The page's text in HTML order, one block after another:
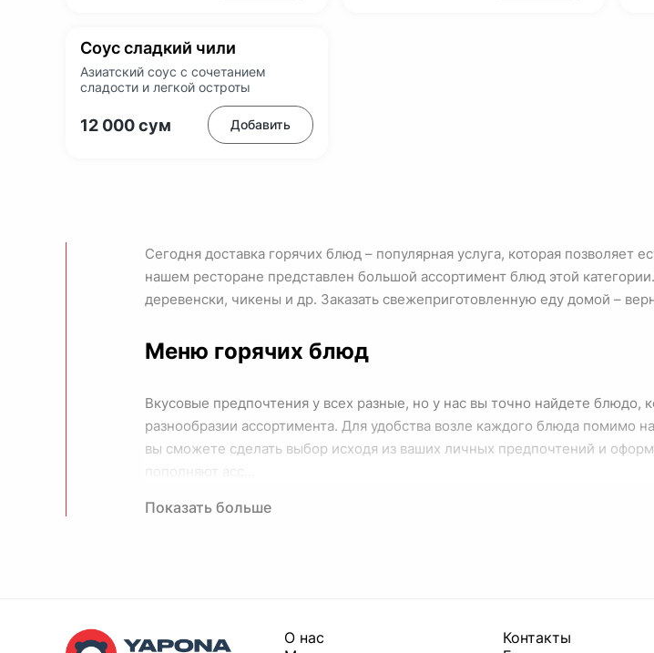
Соус сладкий чили
Азиатский соус с сочетанием
сладости и легкой остроты
12 000сум Добавить
Сегодня доставка горячих блюд – популярная услуга, которая позволяет
нашем ресторане представлен большой ассортимент блюд этой
деревенски, чикены и др. Заказать свежеприготовленную еду домой –
Меню горячих блюд
Вкусовые предпочтения у всех разные, но у нас вы точно найдете блюдо,
разнообразии ассортимента. Для удобства возле каждого блюда помимо
вы сможете сделать выбор исходя из ваших личных предпочтений и
Показать больше
O нас
Контакты